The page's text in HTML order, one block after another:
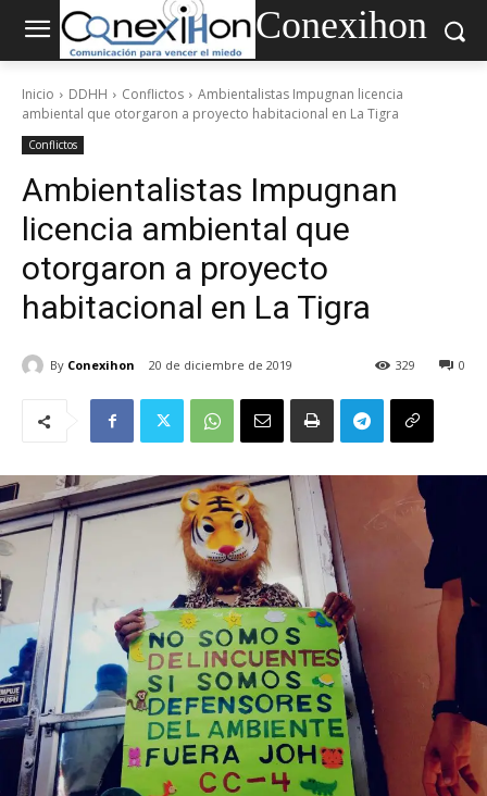
Conexihon
Inicio DDHH Conflictos
Ambientalistas Impugnan licencia
ambiental que otorgaron a proyecto habitacional en La Tigra
Conflictos
Ambientalistas Impugnan
licencia ambiental que
otorgaron a proyecto
habitacional en La Tigra
By Conexihon 20 de diciembre de 2019 0
329